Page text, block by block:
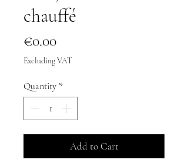
chauffé
€0.00Price
Excluding VAT
Quantity *
Add to Cart